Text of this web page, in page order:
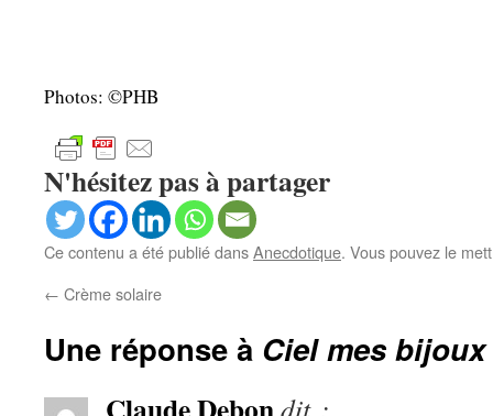
Photos: ©PHB
N'hésitez pas à partager
Ce contenu a été publié dansAnecdotique. Vous pouvez le
← Crème solaire
Une réponse à Ciel mes bijoux
dit :